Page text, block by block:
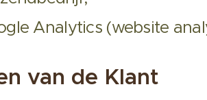
Analytics (website
van de Klant